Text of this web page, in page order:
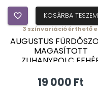
favorite_border KOSÁRBA TESZEM
3 színvariáció érthető
AUGUSTUS
MAGASÍTOTT
ZUHANYPOLC
19 000 Ft